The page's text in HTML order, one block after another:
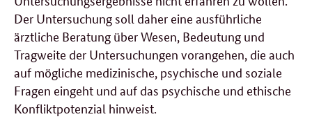
Der Untersuchung soll daher eine ausführliche
ärztliche Beratung über Wesen, Bedeutung und
Tragweite der Untersuchungen vorangehen, die auch
auf mögliche medizinische, psychische und soziale
Fragen eingeht und auf das psychische und ethische
Konfliktpotenzial hinweist.